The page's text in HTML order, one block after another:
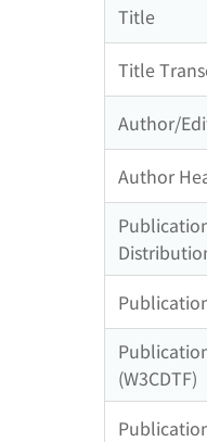
Title
Title
Author/
Author
(W3CDTF)